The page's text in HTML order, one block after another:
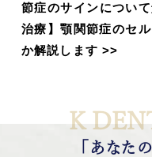
節症のサインについ
治療】顎関節症のセ
か解説します>>
K
「あなた